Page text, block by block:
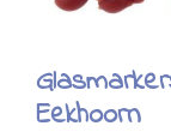
Eekhoorn